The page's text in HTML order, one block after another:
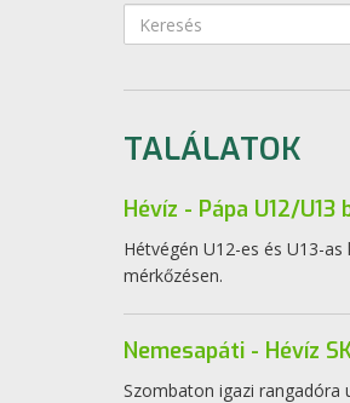
TALÁLATOK
Hévíz - Pápa U12/
Hétvégén U12-es és U13-
mérkőzésen.
Nemesapáti - Hévíz
Szombaton igazi